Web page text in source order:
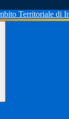
Territoriale di